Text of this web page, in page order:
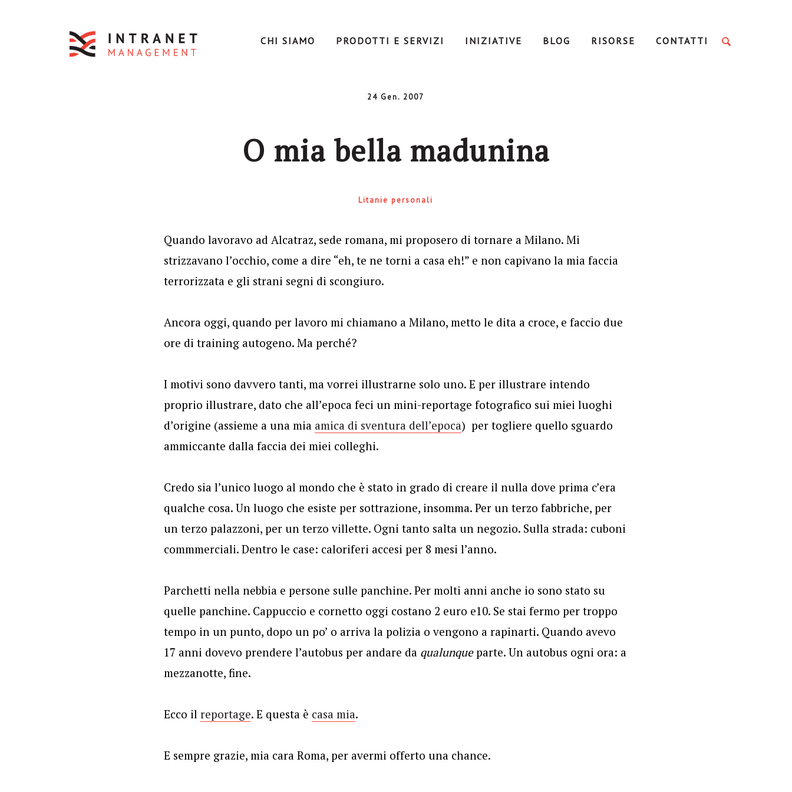
CHI SIAMO PRODOTTI E SERVIZI INIZIATIVE BLOG RISORSE CONTATTI
24 Gen. 2007
O mia bella madunina
Litanie personali
Quando lavoravo ad Alcatraz, sede romana, mi proposero di tornare a Milano. Mi
strizzavano l’occhio, come a dire “eh, te ne torni a casa eh!” e non capivano la mia faccia
terrorizzata e gli strani segni di scongiuro.
Ancora oggi, quando per lavoro mi chiamano a Milano, metto le dita a croce, e faccio due
ore di training autogeno. Ma perché?
I motivi sono davvero tanti, ma vorrei illustrarne solo uno. E per illustrare intendo
proprio illustrare, dato che all’epoca feci un mini-reportage fotografico sui miei luoghi
d’origine (assieme a una mia amica di sventura dell’epoca) per togliere quello sguardo
ammiccante dalla faccia dei miei colleghi.
Credo sia l’unico luogo al mondo che è stato in grado di creare il nulla dove prima c’era
qualche cosa. Un luogo che esiste per sottrazione, insomma. Per un terzo fabbriche, per
un terzo palazzoni, per un terzo villette. Ogni tanto salta un negozio. Sulla strada: cuboni
commmerciali. Dentro le case: caloriferi accesi per 8 mesi l’anno.
Parchetti nella nebbia e persone sulle panchine. Per molti anni anche io sono stato su
quelle panchine. Cappuccio e cornetto oggi costano 2 euro e10. Se stai fermo per troppo
tempo in un punto, dopo un po’ o arriva la polizia o vengono a rapinarti. Quando avevo
17 anni dovevo prendere l’autobus per andare da qualunqueparte. Un autobus ogni ora: a
mezzanotte, fine.
Ecco il reportage. E questa è casa mia.
E sempre grazie, mia cara Roma, per avermi offerto una chance.